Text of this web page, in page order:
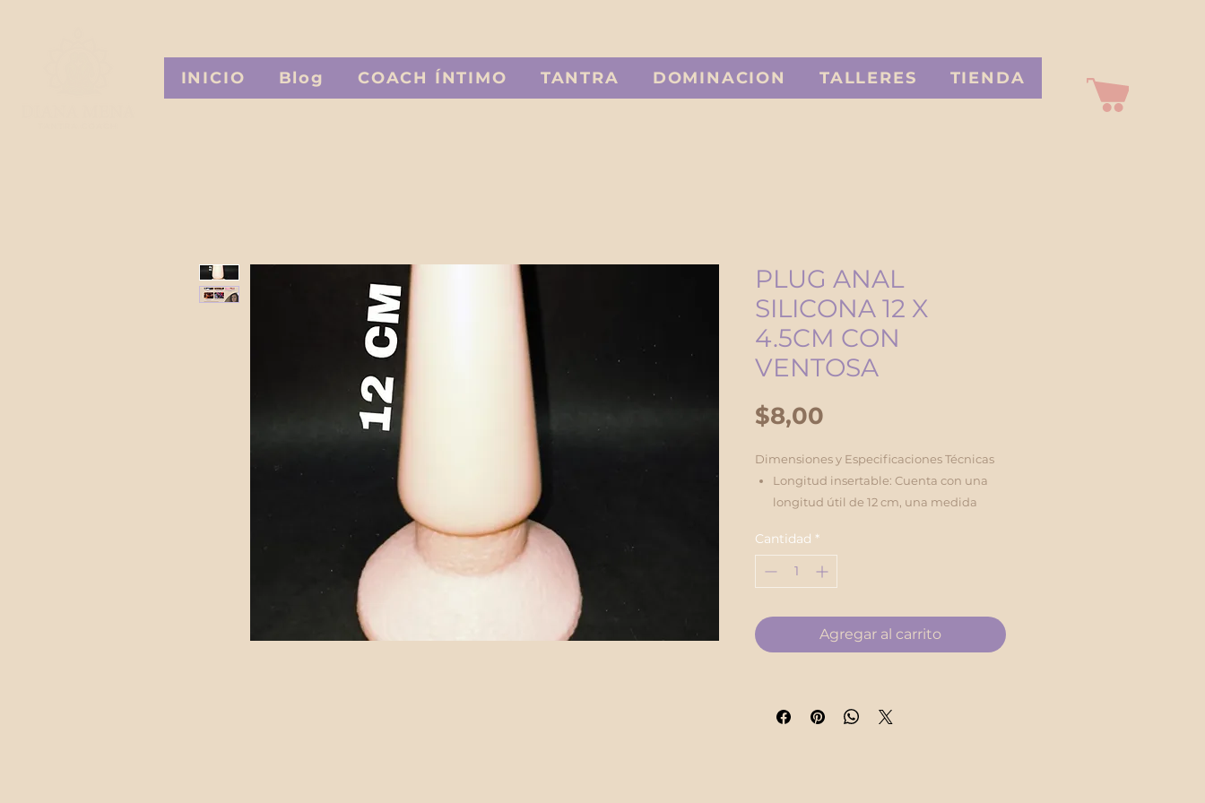
INICIO Blog COACH ÍNTIMO TANTRA DOMINACION TALLERES TIENDA
PLUG ANAL
SILICONA 12 X
4.5CM CON
VENTOSA
$8,00
Dimensiones y Especificaciones Técnicas
Longitud insertable: Cuenta con una
longitud útil de 12 cm, una medida
una estimulación profunda en el recto.
Grosor / Diámetro: diámetro máximo
del cuerpo (4.5 cm), lo que requiere una
Diseño Ergonómico y Seguridad
inserción suave y gradual,
Cantidad *
Agregar al carrito